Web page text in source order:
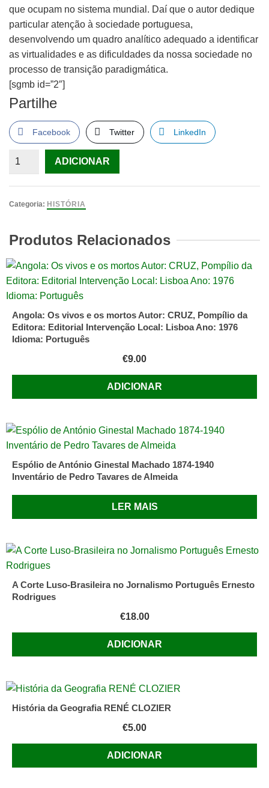
que ocupam no sistema mundial. Daí que o autor dedique
particular atenção à sociedade portuguesa,
desenvolvendo um quadro analítico adequado a identificar
as virtualidades e as dificuldades da nossa sociedade no
processo de transição paradigmática.
[sgmb id=”2″]
Partilhe
Facebook Twitter LinkedIn
Quantidade
Mão
O
Social
e
o
na
Pós-
de
de
Sousa
ADICIONAR
Categoria: HISTÓRIA
Produtos Relacionados
Angola: Os vivos e os mortos Autor: CRUZ, Pompílio da
Editora: Editorial Intervenção Local: Lisboa Ano: 1976
Idioma: Português
€9.00
ADICIONAR
Espólio de António Ginestal Machado 1874-1940
Inventário de Pedro Tavares de Almeida
LER MAIS
A Corte Luso-Brasileira no Jornalismo Português Ernesto
Rodrigues
€18.00
ADICIONAR
História da Geografia RENÉ CLOZIER
€5.00
ADICIONAR